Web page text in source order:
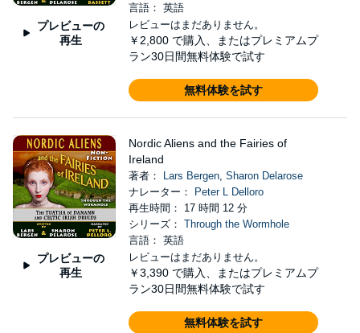
プレビューの
再生
言語： 英語
レビューはまだありません。
￥2,800 で購入、またはプレミアムプ
ラン30日間無料体験で試す
無料体験を試す
プレビューの
再生
Nordic Aliens and the Fairies of
Ireland
著者： Lars Bergen, Sharon Delarose
ナレーター：
Peter L Delloro
再生時間： 17 時間 12 分
シリーズ： Through the Wormhole
言語： 英語
レビューはまだありません。
￥3,390 で購入、またはプレミアムプ
ラン30日間無料体験で試す
無料体験を試す